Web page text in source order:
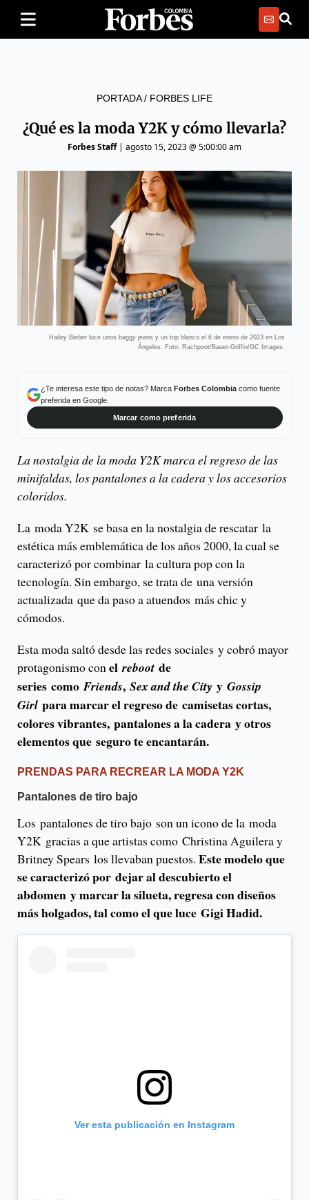
PORTADA/ FORBES LIFE
¿Qué es la moda Y2K y cómo llevarla?
Forbes Staff| agosto 15, 2023 @ 5:00:00 am
Hailey Bieber luce unos baggy jeans y un top blanco el 6 de enero de 2023 en Los
Ángeles. Foto: Rachpoot/Bauer-Griffin/GC Images.
¿Te interesa este tipo de notas? Marca Forbes Colombiacomo fuente
preferida en Google.
Marcar como preferida
La nostalgia de la moda Y2K marca el regreso de las
minifaldas, los pantalones a la cadera y los accesorios
coloridos.
La moda Y2K se basa en la nostalgia de rescatar la
estética más emblemática de los años 2000, la cual se
caracterizó por combinar la cultura pop con la
tecnología. Sin embargo, se trata de una versión
actualizada que da paso a atuendos más chic y
cómodos.
Esta moda saltó desde las redes sociales y cobró mayor
protagonismo conel reboot de
series comoFriends, Sex and the City y Gossip
Girl para marcar el regreso de camisetas cortas,
colores vibrantes, pantalones a la cadera y otros
elementos que seguro te encantarán.
PRENDAS PARA RECREAR LA MODA Y2K
Pantalones de tiro bajo
Los pantalones de tiro bajo son un icono de la moda
Y2K gracias a que artistas como Christina Aguilera y
Britney Spears los llevaban puestos. Este modelo que
se caracterizó por dejar al descubierto el
abdomen y marcar la silueta, regresa con diseños
más holgados, tal como el que luce Gigi Hadid.
Ver esta publicación en Instagram